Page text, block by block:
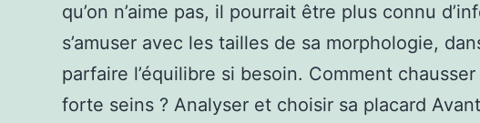
qu’on n’aime pas, il pourrait être plus connu
s’amuser avec les tailles de sa morphologie,
parfaire l’équilibre si besoin. Comment chausser
forte seins ? Analyser et choisir sa placard